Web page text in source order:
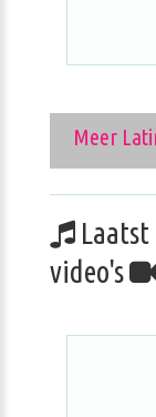
Meer
video's